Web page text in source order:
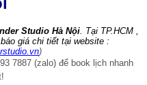
Studio Hà Nội. Tại TP.HCM ,
giá chi tiết tại website :
)
7887 (zalo) để book lịch nhanh